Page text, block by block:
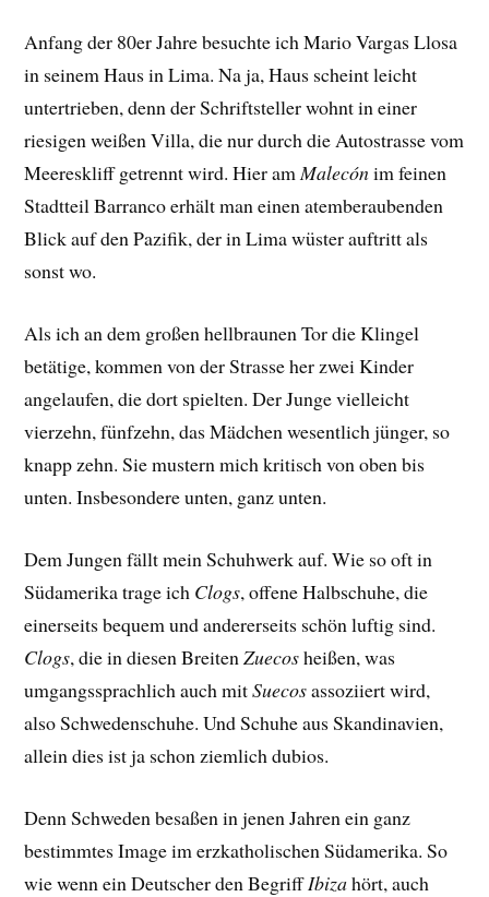
Anfang der 80er Jahre besuchte ich Mario Vargas Llosa
in seinem Haus in Lima. Na ja, Haus scheint leicht
untertrieben, denn der Schriftsteller wohnt in einer
riesigen weißen Villa, die nur durch die Autostrasse vom
Meereskliff getrennt wird. Hier amMalecónim feinen
Stadtteil Barranco erhält man einen atemberaubenden
Blick auf den Pazifik, der in Lima wüster auftritt als
sonst wo.
Als ich an dem großen hellbraunen Tor die Klingel
betätige, kommen von der Strasse her zwei Kinder
angelaufen, die dort spielten. Der Junge vielleicht
vierzehn, fünfzehn, das Mädchen wesentlich jünger, so
knapp zehn. Sie mustern mich kritisch von oben bis
unten. Insbesondere unten, ganz unten.
Dem Jungen fällt mein Schuhwerk auf. Wie so oft in
Südamerika trage ich Clogs, offene Halbschuhe, die
einerseits bequem und andererseits schön luftig sind.
Clogs, die in diesen BreitenZuecosheißen, was
umgangssprachlich auch mitSuecosassoziiert wird,
also Schwedenschuhe. Und Schuhe aus Skandinavien,
allein dies ist ja schon ziemlich dubios.
Denn Schweden besaßen in jenen Jahren ein ganz
bestimmtes Image im erzkatholischen Südamerika. So
wie wenn ein Deutscher den BegriffIbizahört, auch